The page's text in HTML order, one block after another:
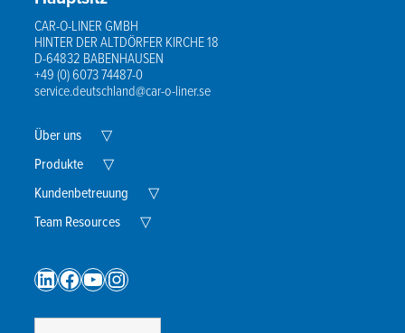
CAR-O-LINER GMBH
HINTER DER ALTDÖRFER KIRCHE 18
D-64832 BABENHAUSEN
+49 (0) 6073 74487-0
service.deutschland@car-o-liner.se
Über uns ▽Expand
Menu
Produkte ▽Expand
Menu
Kundenbetreuung ▽Expand
Team Resources ▽Expand
LinkedIn
Facebook
YouTube
Instagram